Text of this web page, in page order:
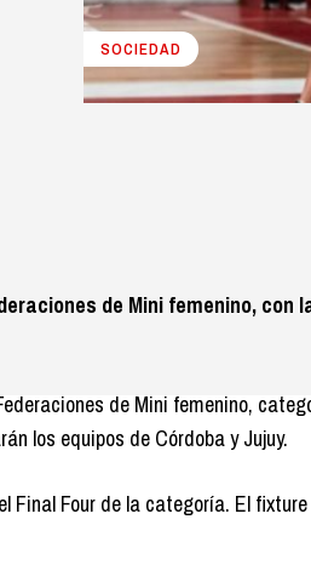
SOCIEDAD
de Mini femenino, con
de Mini femenino,
los equipos de Córdoba y Jujuy.
Final Four de la categoría. El